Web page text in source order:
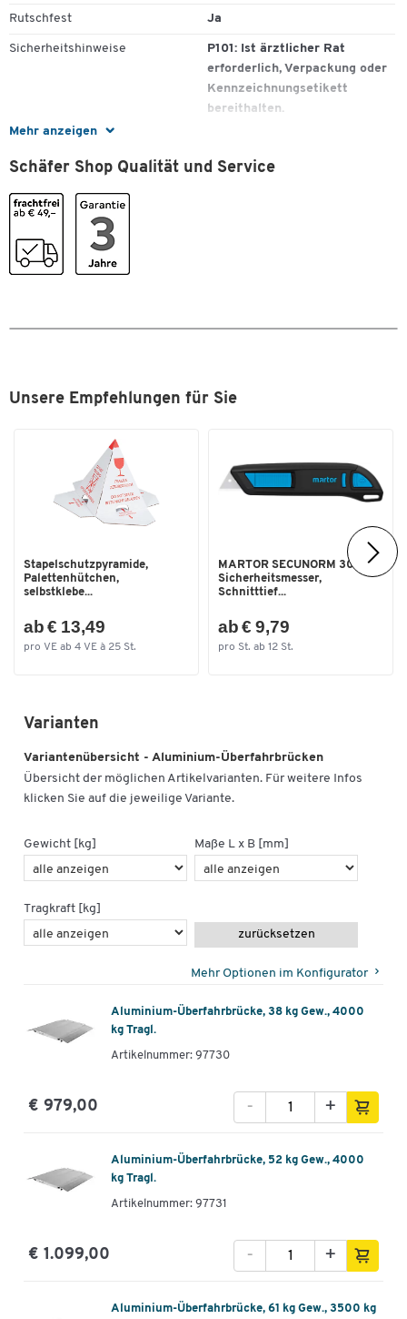
Mehr anzeigen
Rutschfest Ja
Sicherheitshinweise
P101: Ist ärztlicher Rat
erforderlich, Verpackung oder
Kennzeichnungsetikett
bereithalten.
Tragkraft [kg]
Farbe
Maße
Breite [mm]
Schäfer Shop Qualität und Service
Unsere Empfehlungen für Sie
Stapelschutzpyramide,
Palettenhütchen,
selbstklebe...
ab € 13,49
pro VE ab 4 VE à 25 St.
MARTOR SECUNORM 300
Sicherheitsmesser,
Schnitttief...
ab € 9,79
pro St. ab 12 St.
Varianten
Variantenübersicht - Aluminium-Überfahrbrücken
Übersicht der möglichen Artikelvarianten. Für weitere Infos
klicken Sie auf die jeweilige Variante.
Gewicht [kg] Maße L x B [mm]
Tragkraft [kg]
zurücksetzen
Mehr Optionen im Konfigurator
Aluminium-Überfahrbrücke, 38 kg Gew., 4000
kg Tragl.
Artikelnummer: 97730
€ 979,00 +
-
Aluminium-Überfahrbrücke, 52 kg Gew., 4000
kg Tragl.
Artikelnummer: 97731
€ 1.099,00 +
-
Aluminium-Überfahrbrücke, 61 kg Gew., 3500 kg